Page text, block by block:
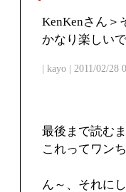
KenKenさん＞
かなり楽しい
| kayo | 2011/02/28
最後まで読む
これってワン
ん～、それに